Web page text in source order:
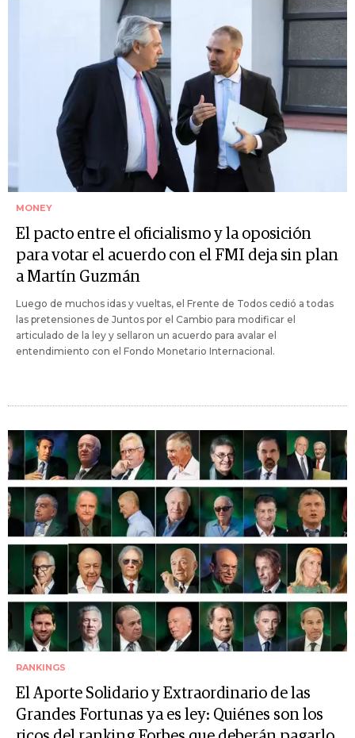
MONEY
El pacto entre el oficialismo y la oposición
para votar el acuerdo con el FMI deja sin plan
a Martín Guzmán
Luego de muchos idas y vueltas, el Frente de Todos cedió a todas
las pretensiones de Juntos por el Cambio para modificar el
articulado de la ley y sellaron un acuerdo para avalar el
entendimiento con el Fondo Monetario Internacional.
RANKINGS
El Aporte Solidario y Extraordinario de las
Grandes Fortunas ya es ley: Quiénes son los